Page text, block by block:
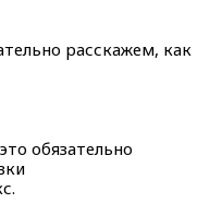
расскажем, как
обязательно